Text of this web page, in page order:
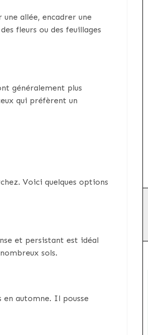
allée, encadrer une
fleurs ou des feuillages
généralement plus
qui préfèrent un
Voici quelques options
et persistant est idéal
sols.
automne. Il pousse